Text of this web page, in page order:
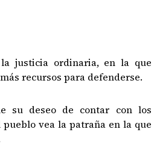
justicia ordinaria, en la que
recursos para defenderse.
su deseo de contar con los
vea la patraña en la que